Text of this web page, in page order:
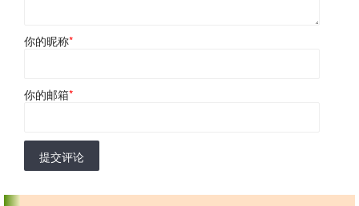
你的昵称*
你的邮箱*
提交评论